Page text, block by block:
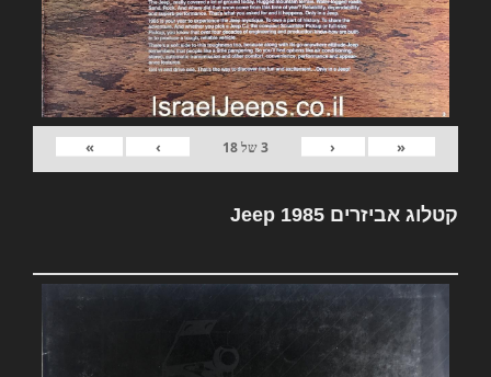
«
‹
3של18
›
»
קטלוג אביזרים Jeep 1985